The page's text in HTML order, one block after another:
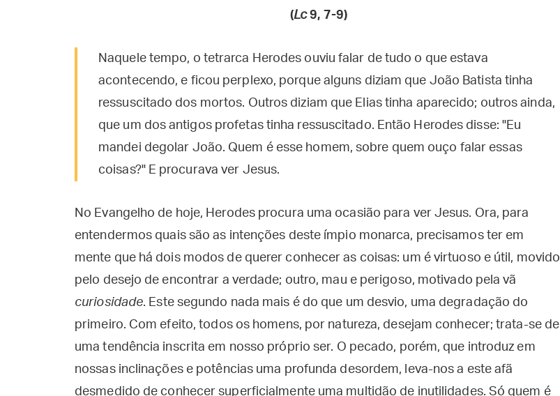
(Lc9, 7-9)
Naquele tempo, o tetrarca Herodes ouviu falar de tudo o que estava
acontecendo, e ficou perplexo, porque alguns diziam que João Batista tinha
ressuscitado dos mortos. Outros diziam que Elias tinha aparecido; outros ainda,
que um dos antigos profetas tinha ressuscitado. Então Herodes disse: "Eu
mandei degolar João. Quem é esse homem, sobre quem ouço falar essas
coisas?" E procurava ver Jesus.
No Evangelho de hoje, Herodes procura uma ocasião para ver Jesus. Ora, para
entendermos quais são as intenções deste ímpio monarca, precisamos ter em
mente que há dois modos de querer conhecer as coisas: um é virtuoso e útil, movido
pelo desejo de encontrar a verdade; outro, mau e perigoso, motivado pela vã
curiosidade. Este segundo nada mais é do que um desvio, uma degradação do
primeiro. Com efeito, todos os homens, por natureza, desejam conhecer; trata-se de
uma tendência inscrita em nosso próprio ser. O pecado, porém, que introduz em
nossas inclinações e potências uma profunda desordem, leva-nos a este afã
desmedido de conhecer superficialmente uma multidão de inutilidades. Só quem é